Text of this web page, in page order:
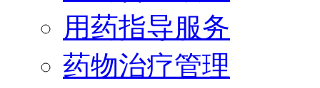
用药指导服务
药物治疗管理